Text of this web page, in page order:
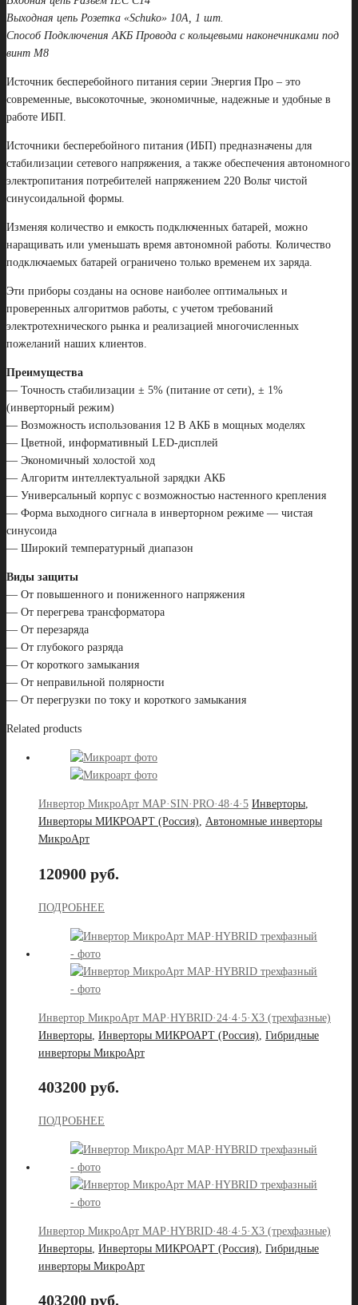
Выходная цепь Розетка «Schuko» 10А, 1 шт.
Способ Подключения АКБ Провода с кольцевыми наконечниками под
винт М8
Источник бесперебойного питания серии Энергия Про – это
современные, высокоточные, экономичные, надежные и удобные в
работе ИБП.
Источники бесперебойного питания (ИБП) предназначены для
стабилизации сетевого напряжения, а также обеспечения автономного
электропитания потребителей напряжением 220 Вольт чистой
синусоидальной формы.
Изменяя количество и емкость подключенных батарей, можно
наращивать или уменьшать время автономной работы. Количество
подключаемых батарей ограничено только временем их заряда.
Эти приборы созданы на основе наиболее оптимальных и
проверенных алгоритмов работы, с учетом требований
электротехнического рынка и реализацией многочисленных
пожеланий наших клиентов.
Преимущества
— Точность стабилизации ± 5% (питание от сети), ± 1%
(инверторный режим)
— Возможность использования 12 В АКБ в мощных моделях
— Цветной, информативный LED-дисплей
— Экономичный холостой ход
— Алгоритм интеллектуальной зарядки АКБ
— Универсальный корпус с возможностью настенного крепления
— Форма выходного сигнала в инверторном режиме — чистая
синусоида
— Широкий температурный диапазон
Виды защиты
— От повышенного и пониженного напряжения
— От перегрева трансформатора
— От перезаряда
— От глубокого разряда
— От короткого замыкания
— От неправильной полярности
— От перегрузки по току и короткого замыкания
Related products
Инвертор МикроАрт MAP·SIN·PRO·48·4·5 Инверторы,
Инверторы МИКРОАРТ (Россия), Автономные инверторы
МикроАрт
120900 руб.
ПОДРОБНЕЕ
Инвертор МикроАрт MAP·HYBRID·24·4·5·X3 (трехфазные)
Инверторы Инверторы МИКРОАРТ (Россия) Гибридные
инверторы МикроАрт
403200 руб.
ПОДРОБНЕЕ
Инвертор МикроАрт MAP·HYBRID·48·4·5·X3 (трехфазные)
Инверторы Инверторы МИКРОАРТ (Россия) Гибридные
инверторы МикроАрт
403200 руб.